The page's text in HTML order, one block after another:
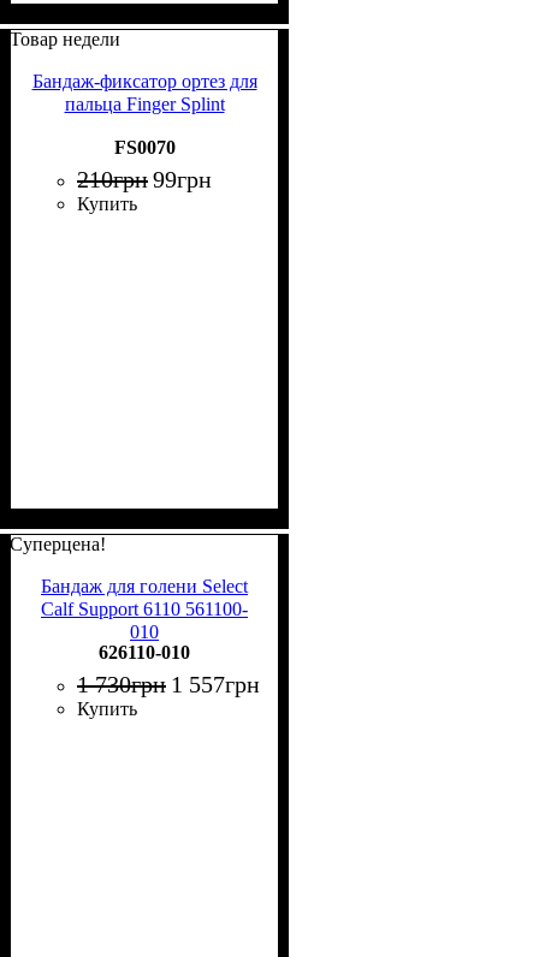
Товар недели
Бандаж-фиксатор ортез для
пальца Finger Splint
FS0070
210грн99грн
Купить
Суперцена!
Бандаж для голени Select
Calf Support 6110 561100-
010
626110-010
1 730грн 1 557грн
Купить